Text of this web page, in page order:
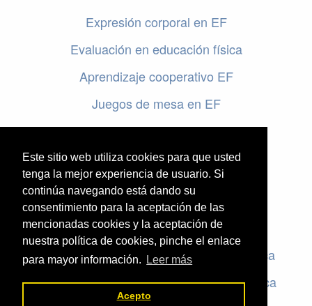
Este sitio web utiliza cookies para que usted
tenga la mejor experiencia de usuario. Si
continúa navegando está dando su
consentimiento para la aceptación de las
mencionadas cookies y la aceptación de
nuestra política de cookies, pinche el enlace
para mayor información.
Leer más
Acepto
Expresión corporal en EF
Evaluación en educación física
Aprendizaje cooperativo EF
Juegos de mesa en EF
Programar en EF
Cursos online de educación física
Artículos destacados
Evaluación en educación física
Criterios de evaluación en educación física
Rúbricas de evaluación en educación física